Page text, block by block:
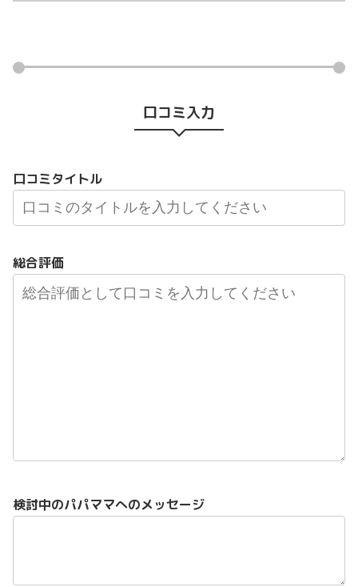
口コミ入力
口コミタイトル
総合評価
検討中のパパママへのメッセージ